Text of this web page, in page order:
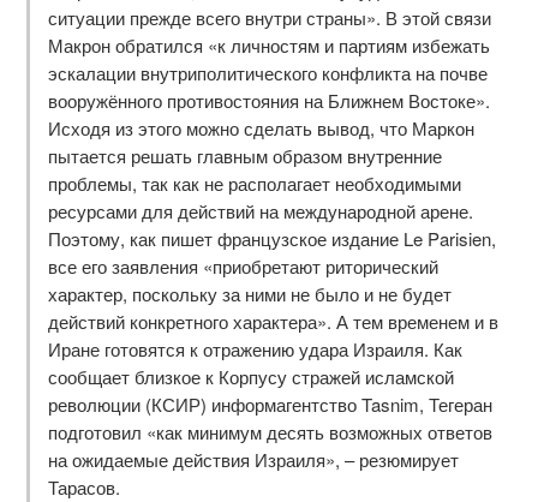
ситуации прежде всего внутри страны». В этой связи
Макрон обратился «к личностям и партиям избежать
эскалации внутриполитического конфликта на почве
вооружённого противостояния на Ближнем Востоке».
Исходя из этого можно сделать вывод, что Маркон
пытается решать главным образом внутренние
проблемы, так как не располагает необходимыми
ресурсами для действий на международной арене.
Поэтому, как пишет французское издание Le Parisien,
все его заявления «приобретают риторический
характер, поскольку за ними не было и не будет
действий конкретного характера». А тем временем и в
Иране готовятся к отражению удара Израиля. Как
сообщает близкое к Корпусу стражей исламской
революции (КСИР) информагентство Tasnim, Тегеран
подготовил «как минимум десять возможных ответов
на ожидаемые действия Израиля», – резюмирует
Тарасов.